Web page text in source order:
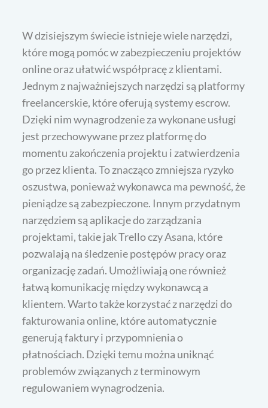
W dzisiejszym świecie istnieje wiele narzędzi,
które mogą pomóc w zabezpieczeniu projektów
online oraz ułatwić współpracę z klientami.
Jednym z najważniejszych narzędzi są platformy
freelancerskie, które oferują systemy escrow.
Dzięki nim wynagrodzenie za wykonane usługi
jest przechowywane przez platformę do
momentu zakończenia projektu i zatwierdzenia
go przez klienta. To znacząco zmniejsza ryzyko
oszustwa, ponieważ wykonawca ma pewność, że
pieniądze są zabezpieczone. Innym przydatnym
narzędziem są aplikacje do zarządzania
projektami, takie jak Trello czy Asana, które
pozwalają na śledzenie postępów pracy oraz
organizację zadań. Umożliwiają one również
łatwą komunikację między wykonawcą a
klientem. Warto także korzystać z narzędzi do
fakturowania online, które automatycznie
generują faktury i przypomnienia o
płatnościach. Dzięki temu można uniknąć
problemów związanych z terminowym
regulowaniem wynagrodzenia.